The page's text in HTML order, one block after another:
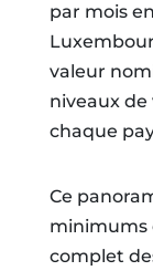
par mois
valeur
niveaux de
chaque
Ce
minimums
complet